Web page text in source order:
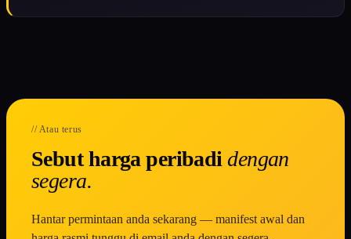
// Atau terus
Sebut harga peribadidengan
segera.
Hantar permintaan anda sekarang — manifest awal dan